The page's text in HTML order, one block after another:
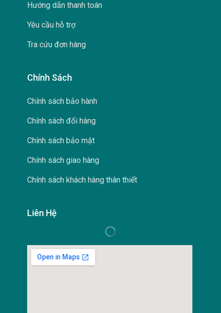
Hướng dẫn thanh toán
Yêu cầu hỗ trợ
Tra cứu đơn hàng
Chính Sách
Chính sách bảo hành
Chính sách đổi hàng
Chính sách bảo mật
Chính sách giao hàng
Chính sách khách hàng thân thiết
Liên Hệ